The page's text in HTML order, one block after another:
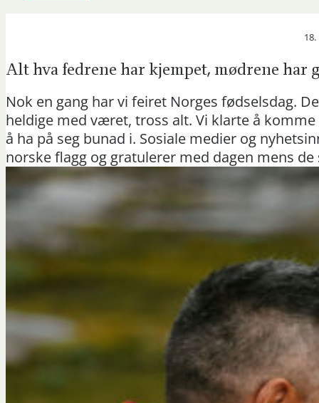
Alt hva fedrene har kjempet, mødrene har
Nok en gang har vi feiret Norges fødselsdag.
heldige med været, tross alt. Vi klarte å
å ha på seg bunad i. Sosiale medier og
norske flagg og gratulerer med dagen mens